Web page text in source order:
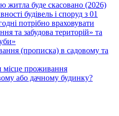
житла буде скасовано (2026)
будівель і споруд з 01
потрібно враховувати
та забудова територій» та
(прописка) в садовому та
місце проживання
або дачному будинку?